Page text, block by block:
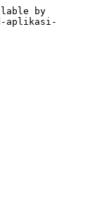
by
aplikasi-